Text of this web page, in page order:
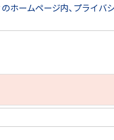
ホームページ内、プライバ